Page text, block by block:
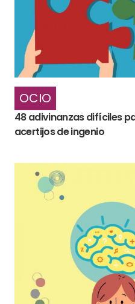
OCIO
48 adivinanzas difíciles
acertijos de ingenio